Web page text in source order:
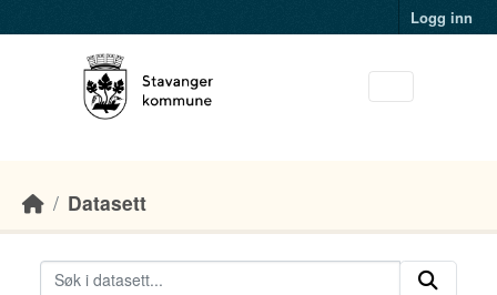
Logg inn
Datasett